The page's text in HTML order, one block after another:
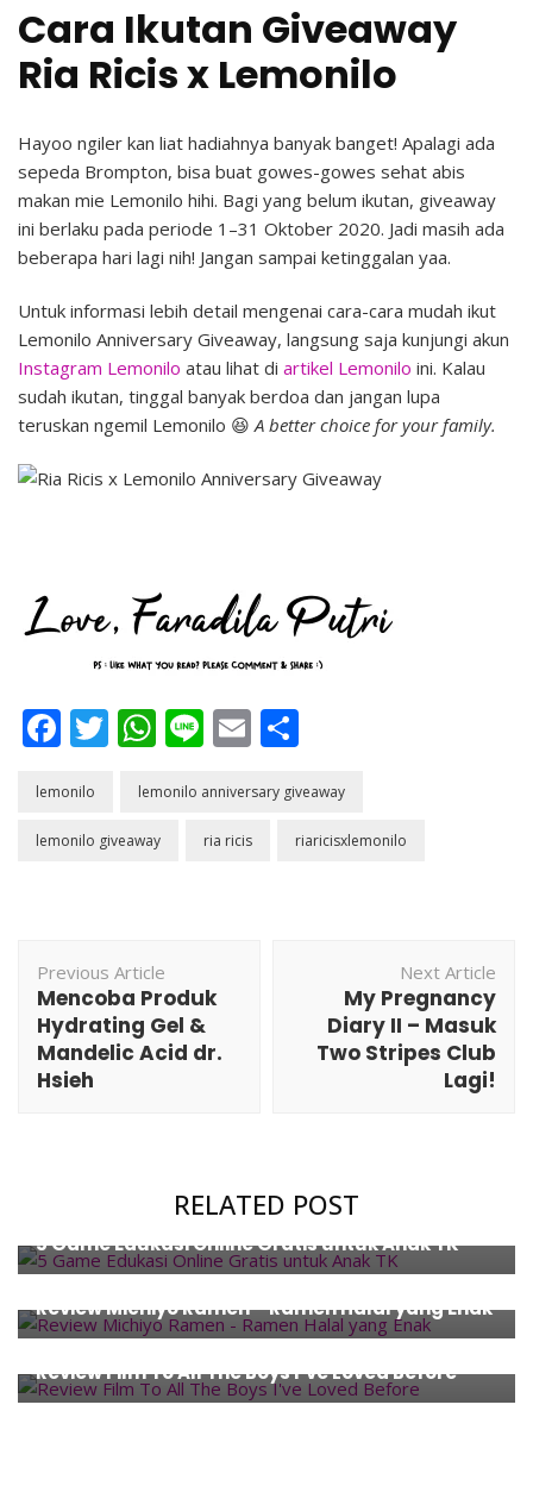
Cara Ikutan Giveaway
Ria Ricis x Lemonilo
Hayoo ngiler kan liat hadiahnya banyak banget! Apalagi ada
sepeda Brompton, bisa buat gowes-gowes sehat abis
makan mie Lemonilo hihi. Bagi yang belum ikutan, giveaway
ini berlaku pada periode 1–31 Oktober 2020. Jadi masih ada
beberapa hari lagi nih! Jangan sampai ketinggalan yaa.
Untuk informasi lebih detail mengenai cara-cara mudah ikut
Lemonilo Anniversary Giveaway, langsung saja kunjungi akun
Instagram Lemonilo atau lihat di artikel Lemonilo ini. Kalau
sudah ikutan, tinggal banyak berdoa dan jangan lupa
teruskan ngemil Lemonilo 😆A better choice for your family.
Facebook
Twitter
WhatsApp
LineEmail
lemonilo lemonilo anniversary giveaway
lemonilo giveaway ria ricis riaricisxlemonilo
Navigation
Previous Article
Mencoba Produk
Hydrating Gel &
Mandelic Acid dr.
Hsieh
Next Article
My Pregnancy
Diary II – Masuk
Two Stripes Club
Lagi!
RELATED POST
Entertainment,Gaming, Kids' Activity
Technology
5 Game Edukasi Online Gratis untuk Anak TK
Review Michiyo Ramen – Ramen Halal yang Enak
Review Film To All The Boys I’ve Loved Before